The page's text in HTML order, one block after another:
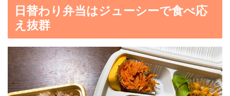
日替わり弁当はジューシーで食べ応
え抜群